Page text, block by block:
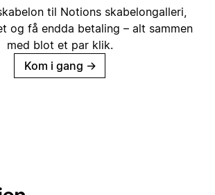
til Notions skabelongalleri,
og få endda betaling – alt sammen
med blot et par klik.
Kom i gang →